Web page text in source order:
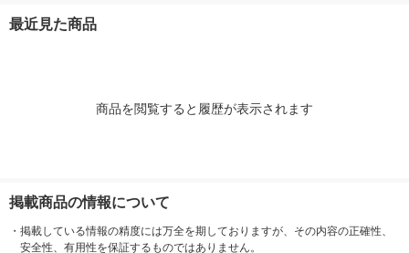
最近見た商品
商品を閲覧すると履歴が表示されます
掲載商品の情報について
・ 掲載している情報の精度には万全を期しておりますが、その内容の正確性、
安全性、有用性を保証するものではありません。